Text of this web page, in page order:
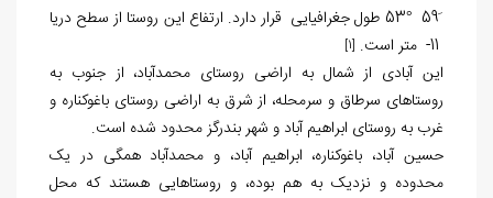
َ59
°53 طول جغرافیایی
قرار دارد. ارتفاع این روستا از سطح دریا
[1]
این آبادی از شمال به اراضی روستای محمدآباد، از جنوب به
روستاهای سرطاق و سرمحله، از شرق به اراضی روستای باغوکناره و
غرب به روستای ابراهیم آباد و شهر بندرگز محدود شده است.
حسین آباد، باغوکناره، ابراهیم آباد، و محمدآباد همگی در یک
محدوده و نزدیک به هم بوده، و روستاهایی هستند که محل